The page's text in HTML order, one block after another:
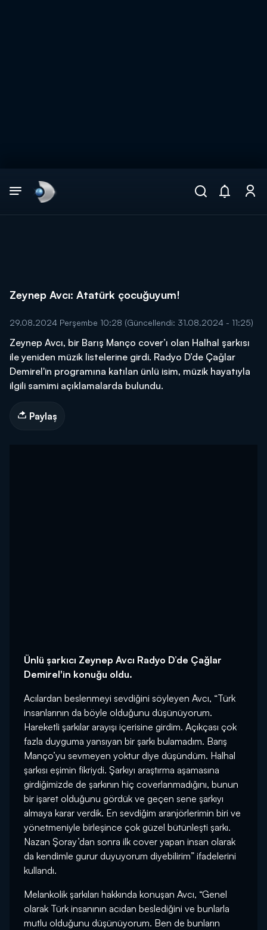
Zeynep Avcı: Atatürk çocuğuyum!
29.08.2024 Perşembe 10:28 (Güncellendi: 31.08.2024 - 11:25)
Zeynep Avcı, bir Barış Manço cover’ı olan Halhal şarkısı
ile yeniden müzik listelerine girdi. Radyo D’de Çağlar
Demirel'in programına katılan ünlü isim, müzik hayatıyla
ilgili samimi açıklamalarda bulundu.
Paylaş
Ünlü şarkıcı Zeynep Avcı Radyo D’de Çağlar
Demirel'in konuğu oldu.
Acılardan beslenmeyi sevdiğini söyleyen Avcı, “Türk
insanlarının da böyle olduğunu düşünüyorum.
Hareketli şarkılar arayışı içerisine girdim. Açıkçası çok
fazla duyguma yansıyan bir şarkı bulamadım. Barış
Manço’yu sevmeyen yoktur diye düşündüm. Halhal
şarkısı eşimin fikriydi. Şarkıyı araştırma aşamasına
girdiğimizde de şarkının hiç coverlanmadığını, bunun
bir işaret olduğunu gördük ve geçen sene şarkıyı
almaya karar verdik. En sevdiğim aranjörlerimin biri ve
yönetmeniyle birleşince çok güzel bütünleşti şarkı.
Nazan Şoray’dan sonra ilk cover yapan insan olarak
da kendimle gurur duyuyorum diyebilirim” ifadelerini
kullandı.
Melankolik şarkıları hakkında konuşan Avcı, “Genel
olarak Türk insanının acıdan beslediğini ve bunlarla
mutlu olduğunu düşünüyorum. Ben de bunların